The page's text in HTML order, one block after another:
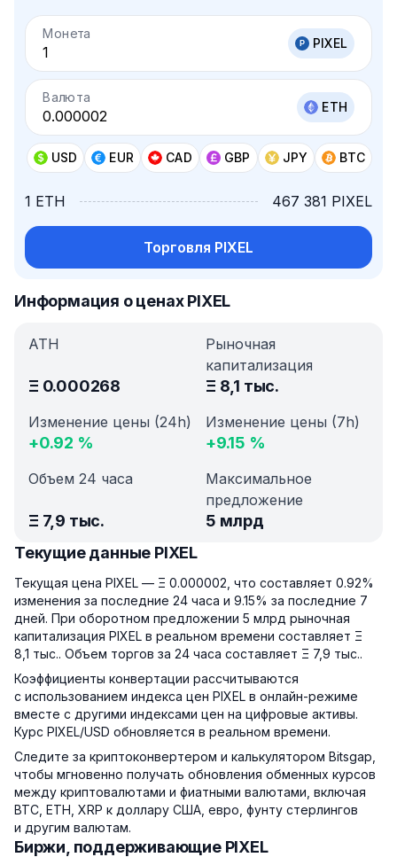
Монета
PIXEL
Валюта
ETH
USD EUR CAD GBP JPY BTC
1 ETH 467 381 PIXEL
Торговля PIXEL
Информация о ценах PIXEL
ATH
Ξ 0.000268
Рыночная
капитализация
Ξ 8,1 тыс.
Изменение цены (24h)
+0.92 %
Изменение цены (7h)
+9.15 %
Объем 24 часа
Ξ 7,9 тыс.
Максимальное
предложение
5 млрд
Текущие данные PIXEL
Текущая цена PIXEL — Ξ 0.000002, что составляет 0.92%
изменения за последние 24 часа и 9.15% за последние 7
дней. При оборотном предложении 5 млрд рыночная
капитализация PIXEL в реальном времени составляет Ξ
8,1 тыс.. Объем торгов за 24 часа составляет Ξ 7,9 тыс..
Коэффициенты конвертации рассчитываются
с использованием индекса цен PIXEL в онлайн-режиме
вместе с другими индексами цен на цифровые активы.
Курс PIXEL/USD обновляется в реальном времени.
Следите за криптоконвертером и калькулятором Bitsgap,
чтобы мгновенно получать обновления обменных курсов
между криптовалютами и фиатными валютами, включая
BTC, ETH, XRP к доллару США, евро, фунту стерлингов
и другим валютам.
Биржи, поддерживающие PIXEL